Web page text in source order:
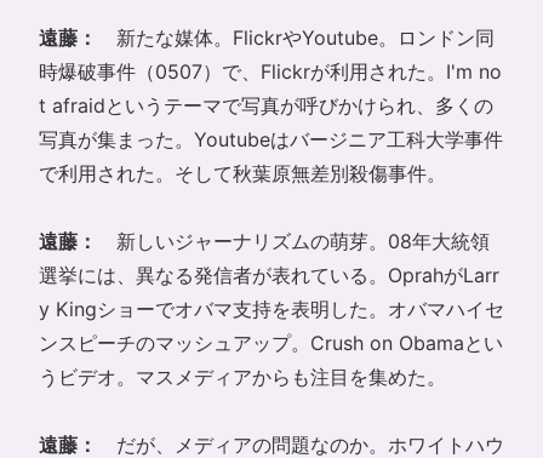
遠藤： 新たな媒体。 FlickrやYoutube。ロンドン同
時爆破事件（0507）で、Flickrが利用された。I'm no
t afraidというテーマで写真が呼びかけられ、多くの
写真が集まった。Youtubeはバージニア工科大学事件
で利用された。そして秋葉原無差別殺傷事件。
遠藤：
新しいジャーナリズムの萌芽。08年大統領
選挙には、異なる発信者が表れている。OprahがLarr
y Kingショーでオバマ支持を表明した。オバマハイセ
ンスピーチのマッシュアップ。Crush on Obamaとい
うビデオ。マスメディアからも注目を集めた。
遠藤：
だが、メディアの問題なのか。ホワイトハウ